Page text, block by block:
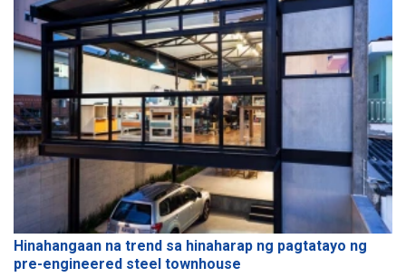
Hinahangaan na trend sa hinaharap ng pagtatayo ng
pre-engineered steel townhouse